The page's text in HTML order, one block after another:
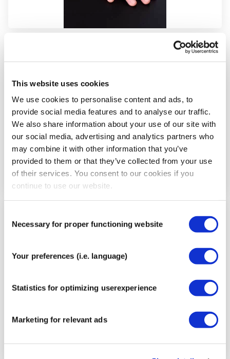
This website uses cookies
We use cookies to personalise content and ads, to
provide social media features and to analyse our traffic.
We also share information about your use of our site with
our social media, advertising and analytics partners who
may combine it with other information that you’ve
provided to them or that they’ve collected from your use
of their services. You consent to our cookies if you
continue to use our website.
Selection
Necessary for proper functioning website
Your preferences (i.e. language)
Statistics for optimizing userexperience
Marketing for relevant ads
Paso
4